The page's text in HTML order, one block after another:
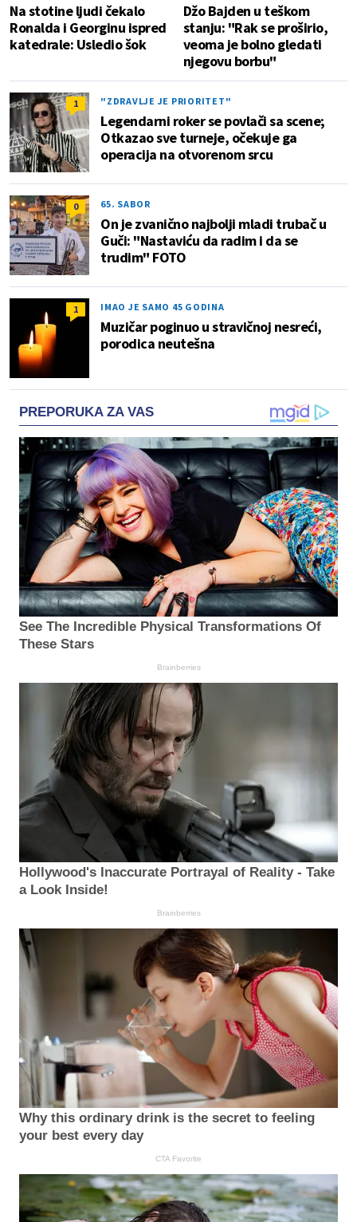
Na stotine ljudi čekalo
Ronalda i Georginu ispred
katedrale: Usledio šok
Džo Bajden u teškom
stanju: "Rak se proširio,
veoma je bolno gledati
njegovu borbu"
1 "ZDRAVLJE JE PRIORITET"
Legendarni roker se povlači sa scene;
Otkazao sve turneje, očekuje ga
operacija na otvorenom srcu
0 65. SABOR
On je zvanično najbolji mladi trubač u
Guči: "Nastaviću da radim i da se
trudim" FOTO
1 IMAO JE SAMO 45 GODINA
Muzičar poginuo u stravičnoj nesreći,
porodica neutešna
PREPORUKA ZA VAS
See The Incredible Physical Transformations Of
These Stars
Brainberries
Hollywood's Inaccurate Portrayal of Reality - Take
a Look Inside!
Brainberries
Why this ordinary drink is the secret to feeling
your best every day
CTA Favorite